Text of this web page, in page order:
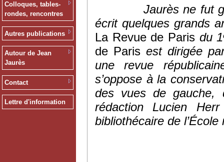
Colloques, tables-
rondes, rencontres
Autres publications
Autour de Jean
Jaurès
Contact
Lettre d'information
Jaurès ne fut
écrit quelques grands
La Revue de Paris du 1
de Paris est dirigée
une revue
s’oppose à la
des vues de gauche,
rédaction Lucien
bibliothécaire de